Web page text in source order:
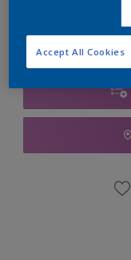
Accept All Cookies